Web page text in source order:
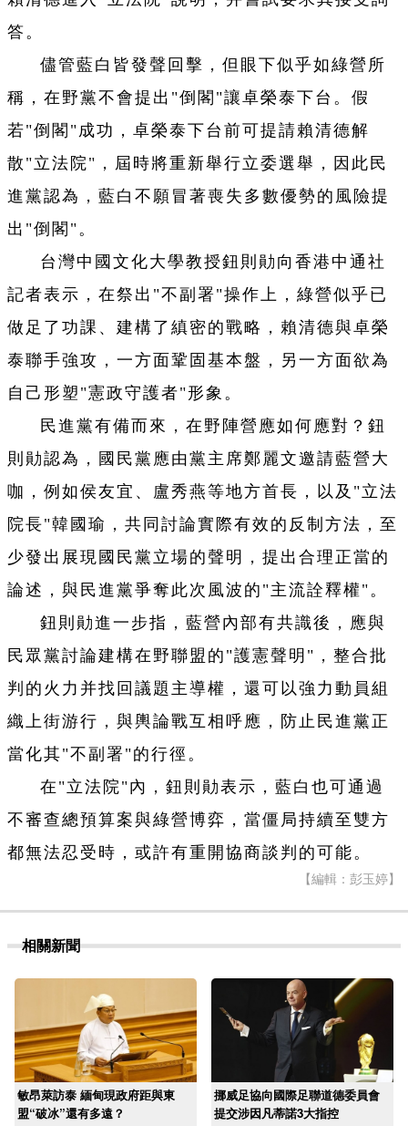
答。
儘管藍白皆發聲回擊，但眼下似乎如綠營所
稱，在野黨不會提出"倒閣"讓卓榮泰下台。假
若"倒閣"成功，卓榮泰下台前可提請賴清德解
散"立法院"，屆時將重新舉行立委選舉，因此民
進黨認為，藍白不願冒著喪失多數優勢的風險提
出"倒閣"。
台灣中國文化大學教授鈕則勛向香港中通社
記者表示，在祭出"不副署"操作上，綠營似乎已
做足了功課、建構了縝密的戰略，賴清德與卓榮
泰聯手強攻，一方面鞏固基本盤，另一方面欲為
自己形塑"憲政守護者"形象。
民進黨有備而來，在野陣營應如何應對？鈕
則勛認為，國民黨應由黨主席鄭麗文邀請藍營大
咖，例如侯友宜、盧秀燕等地方首長，以及"立法
院長"韓國瑜，共同討論實際有效的反制方法，至
少發出展現國民黨立場的聲明，提出合理正當的
論述，與民進黨爭奪此次風波的"主流詮釋權"。
鈕則勛進一步指，藍營內部有共識後，應與
民眾黨討論建構在野聯盟的"護憲聲明"，整合批
判的火力并找回議題主導權，還可以強力動員組
織上街游行，與輿論戰互相呼應，防止民進黨正
當化其"不副署"的行徑。
在"立法院"內，鈕則勛表示，藍白也可通過
不審查總預算案與綠營博弈，當僵局持續至雙方
都無法忍受時，或許有重開協商談判的可能。
【編輯：彭玉婷】
相關新聞
敏昂萊訪泰 緬甸現政府距與東
盟“破冰”還有多遠？
挪威足協向國際足聯道德委員會
提交涉因凡蒂諾3大指控